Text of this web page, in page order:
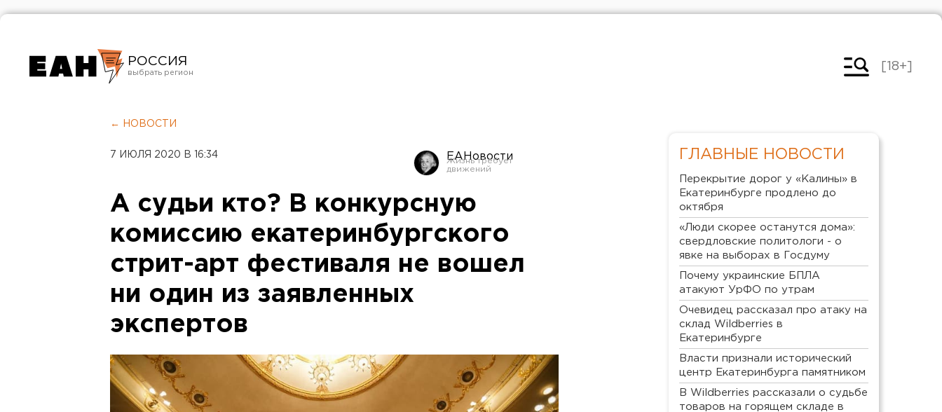
РОССИЯ
Челябинск
[18+]
← НОВОСТИ
7 ИЮЛЯ 2020 В 16:34 ЕАНовости
А судьи кто? В конкурсную
комиссию екатеринбургского
стрит-арт фестиваля не вошел
ни один из заявленных
экспертов
ГЛАВНЫЕ НОВОСТИ
Перекрытие дорог у «Калины» в
Екатеринбурге продлено до
октября
«Люди скорее останутся дома»:
свердловские политологи - о
явке на выборах в Госдуму
Почему украинские БПЛА
атакуют УрФО по утрам
Очевидец рассказал про атаку на
склад Wildberries в
Екатеринбурге
Власти признали исторический
центр Екатеринбурга памятником
В Wildberries рассказали о судьбе
товаров на горящем складе в